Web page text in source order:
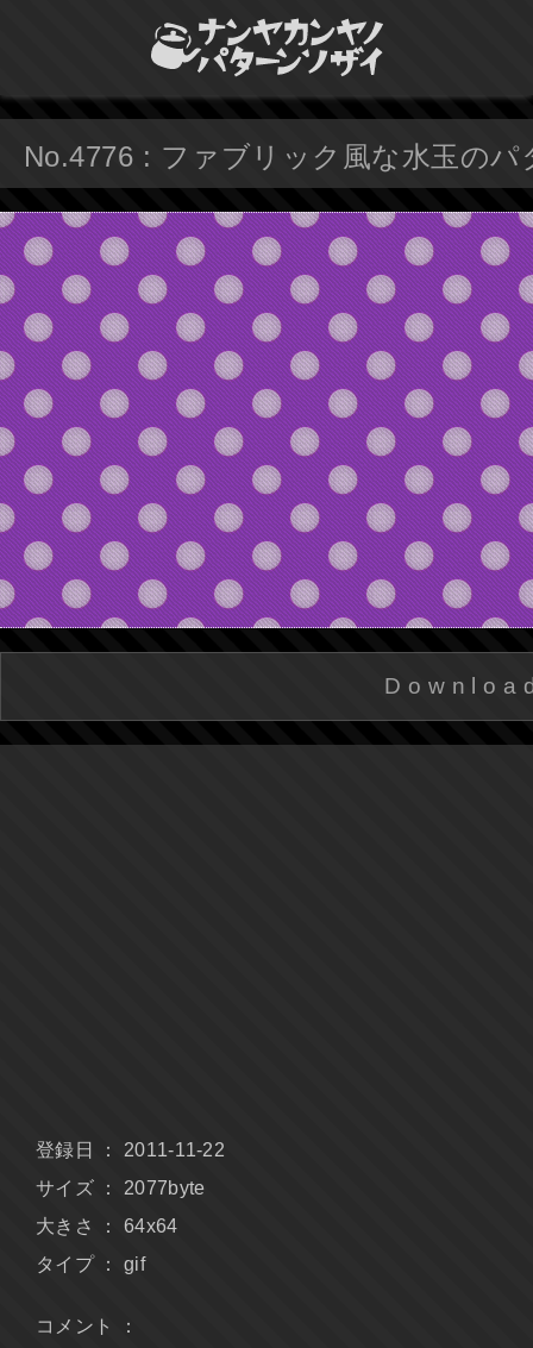
No.4776 : ファブリック風な水玉のパ
登録日 ： 2011-11-22
サイズ ： 2077byte
大きさ ： 64x64
タイプ ： gif
コメント ：